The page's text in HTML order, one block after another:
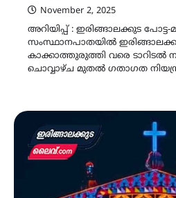
November 2, 2025
അറിയിപ്പ് : ഇരിങ്ങാലക്കുട പോട്ട-
സംസ്ഥാനപാതയിൽ
കാക്കാത്തുരുത്തി വരെ ടാറിടൽ
ചൊവ്വാഴ്ച മുതൽ ഗതാഗത